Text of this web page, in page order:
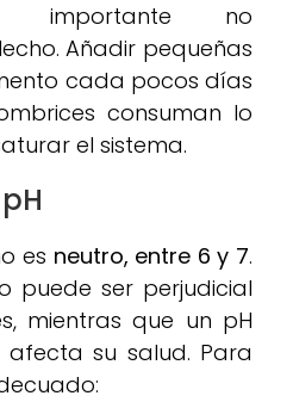
no
Añadir pequeñas
cada pocos días
consuman lo
el sistema.
es neutro, entre 6 y 7.
puede ser perjudicial
mientras que un pH
su salud. Para